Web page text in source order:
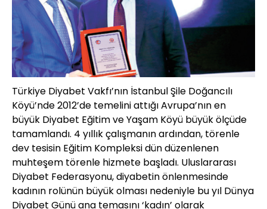
Türkiye Diyabet Vakfı’nın İstanbul Şile Doğancılı
Köyü’nde 2012’de temelini attığı Avrupa’nın en
büyük Diyabet Eğitim ve Yaşam Köyü büyük ölçüde
tamamlandı. 4 yıllık çalışmanın ardından, törenle
dev tesisin Eğitim Kompleksi dün düzenlenen
muhteşem törenle hizmete başladı. Uluslararası
Diyabet Federasyonu, diyabetin önlenmesinde
kadının rolünün büyük olması nedeniyle bu yıl Dünya
Diyabet Günü ana temasını ‘kadın’ olarak